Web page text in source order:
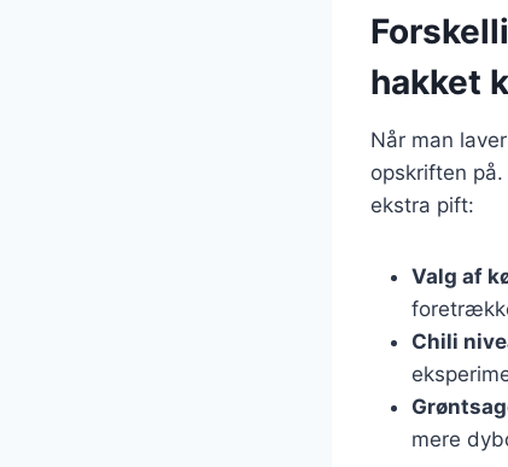
hakket
Når man
opskriften
ekstra pift:
Valg af
Chili
mere